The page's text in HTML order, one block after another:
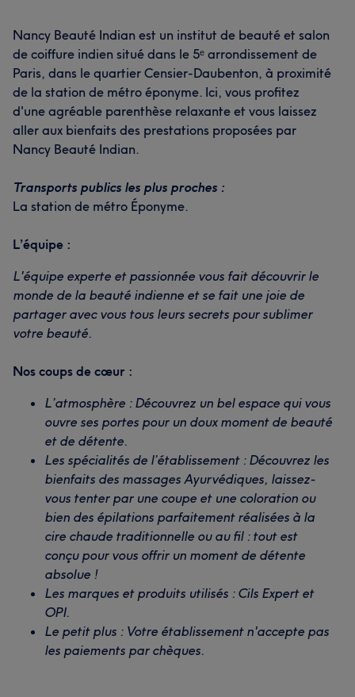
Nancy Beauté Indian est un institut de beauté et salon
de coiffure indien situé dans le 5ᵉ arrondissement de
Paris, dans le quartier Censier-Daubenton, à proximité
de la station de métro éponyme. Ici, vous profitez
d'une agréable parenthèse relaxante et vous laissez
aller aux bienfaits des prestations proposées par
Nancy Beauté Indian.
Transports publics les plus proches :
La station de métro Éponyme.
L’équipe :
L'équipe experte et passionnée vous fait découvrir le
monde de la beauté indienne et se fait une joie de
partager avec vous tous leurs secrets pour sublimer
votre beauté.
Nos coups de cœur :
L’atmosphère : Découvrez un bel espace qui vous
ouvre ses portes pour un doux moment de beauté
et de détente.
Les spécialités de l’établissement : Découvrez les
bienfaits des massages Ayurvédiques, laissez-
vous tenter par une coupe et une coloration ou
bien des épilations parfaitement réalisées à la
cire chaude traditionnelle ou au fil : tout est
conçu pour vous offrir un moment de détente
absolue !
Les marques et produits utilisés : Cils Expert et
OPI.
Le petit plus : Votre établissement n'accepte pas
les paiements par chèques.